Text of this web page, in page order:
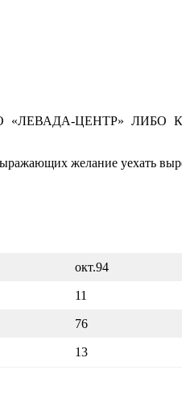
ЦЕНТР» ЛИБО
желание уехать
окт.94
11
76
13